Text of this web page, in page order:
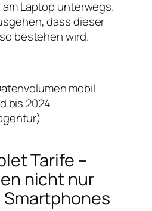
Laptop unterwegs.
dass dieser
bestehen wird.
mobil
bis 2024
Tarife –
nicht nur